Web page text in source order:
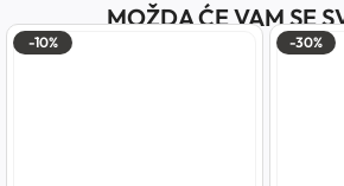
MOŽDA ĆE VAM SE
-10% -30%